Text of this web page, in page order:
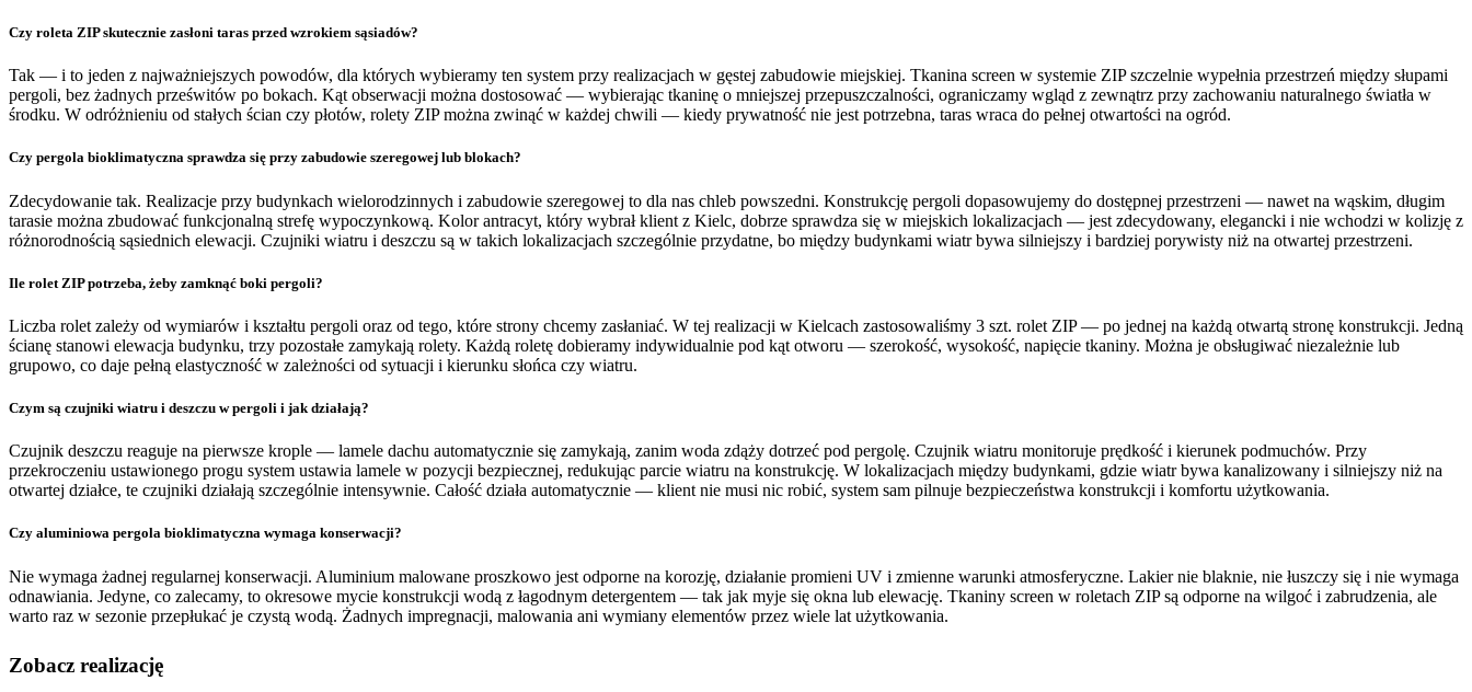
Czy roleta ZIP skutecznie zasłoni taras przed wzrokiem sąsiadów?
Tak — i to jeden z najważniejszych powodów, dla których wybieramy ten system przy realizacjach w gęstej zabudowie miejskiej. Tkanina screen w systemie ZIP szczelnie wypełnia przestrzeń między słupami
pergoli, bez żadnych prześwitów po bokach. Kąt obserwacji można dostosować — wybierając tkaninę o mniejszej przepuszczalności, ograniczamy wgląd z zewnątrz przy zachowaniu naturalnego światła w
środku. W odróżnieniu od stałych ścian czy płotów, rolety ZIP można zwinąć w każdej chwili — kiedy prywatność nie jest potrzebna, taras wraca do pełnej otwartości na ogród.
Czy pergola bioklimatyczna sprawdza się przy zabudowie szeregowej lub blokach?
Zdecydowanie tak. Realizacje przy budynkach wielorodzinnych i zabudowie szeregowej to dla nas chleb powszedni. Konstrukcję pergoli dopasowujemy do dostępnej przestrzeni — nawet na wąskim, długim
tarasie można zbudować funkcjonalną strefę wypoczynkową. Kolor antracyt, który wybrał klient z Kielc, dobrze sprawdza się w miejskich lokalizacjach — jest zdecydowany, elegancki i nie wchodzi w kolizję z
różnorodnością sąsiednich elewacji. Czujniki wiatru i deszczu są w takich lokalizacjach szczególnie przydatne, bo między budynkami wiatr bywa silniejszy i bardziej porywisty niż na otwartej przestrzeni.
Ile rolet ZIP potrzeba, żeby zamknąć boki pergoli?
Liczba rolet zależy od wymiarów i kształtu pergoli oraz od tego, które strony chcemy zasłaniać. W tej realizacji w Kielcach zastosowaliśmy 3 szt. rolet ZIP — po jednej na każdą otwartą stronę konstrukcji. Jedną
ścianę stanowi elewacja budynku, trzy pozostałe zamykają rolety. Każdą roletę dobieramy indywidualnie pod kąt otworu — szerokość, wysokość, napięcie tkaniny. Można je obsługiwać niezależnie lub
grupowo, co daje pełną elastyczność w zależności od sytuacji i kierunku słońca czy wiatru.
Czym są czujniki wiatru i deszczu w pergoli i jak działają?
Czujnik deszczu reaguje na pierwsze krople — lamele dachu automatycznie się zamykają, zanim woda zdąży dotrzeć pod pergolę. Czujnik wiatru monitoruje prędkość i kierunek podmuchów. Przy
przekroczeniu ustawionego progu system ustawia lamele w pozycji bezpiecznej, redukując parcie wiatru na konstrukcję. W lokalizacjach między budynkami, gdzie wiatr bywa kanalizowany i silniejszy niż na
otwartej działce, te czujniki działają szczególnie intensywnie. Całość działa automatycznie — klient nie musi nic robić, system sam pilnuje bezpieczeństwa konstrukcji i komfortu użytkowania.
Czy aluminiowa pergola bioklimatyczna wymaga konserwacji?
Nie wymaga żadnej regularnej konserwacji. Aluminium malowane proszkowo jest odporne na korozję, działanie promieni UV i zmienne warunki atmosferyczne. Lakier nie blaknie, nie łuszczy się i nie wymaga
odnawiania. Jedyne, co zalecamy, to okresowe mycie konstrukcji wodą z łagodnym detergentem — tak jak myje się okna lub elewację. Tkaniny screen w roletach ZIP są odporne na wilgoć i zabrudzenia, ale
warto raz w sezonie przepłukać je czystą wodą. Żadnych impregnacji, malowania ani wymiany elementów przez wiele lat użytkowania.
Zobacz realizację